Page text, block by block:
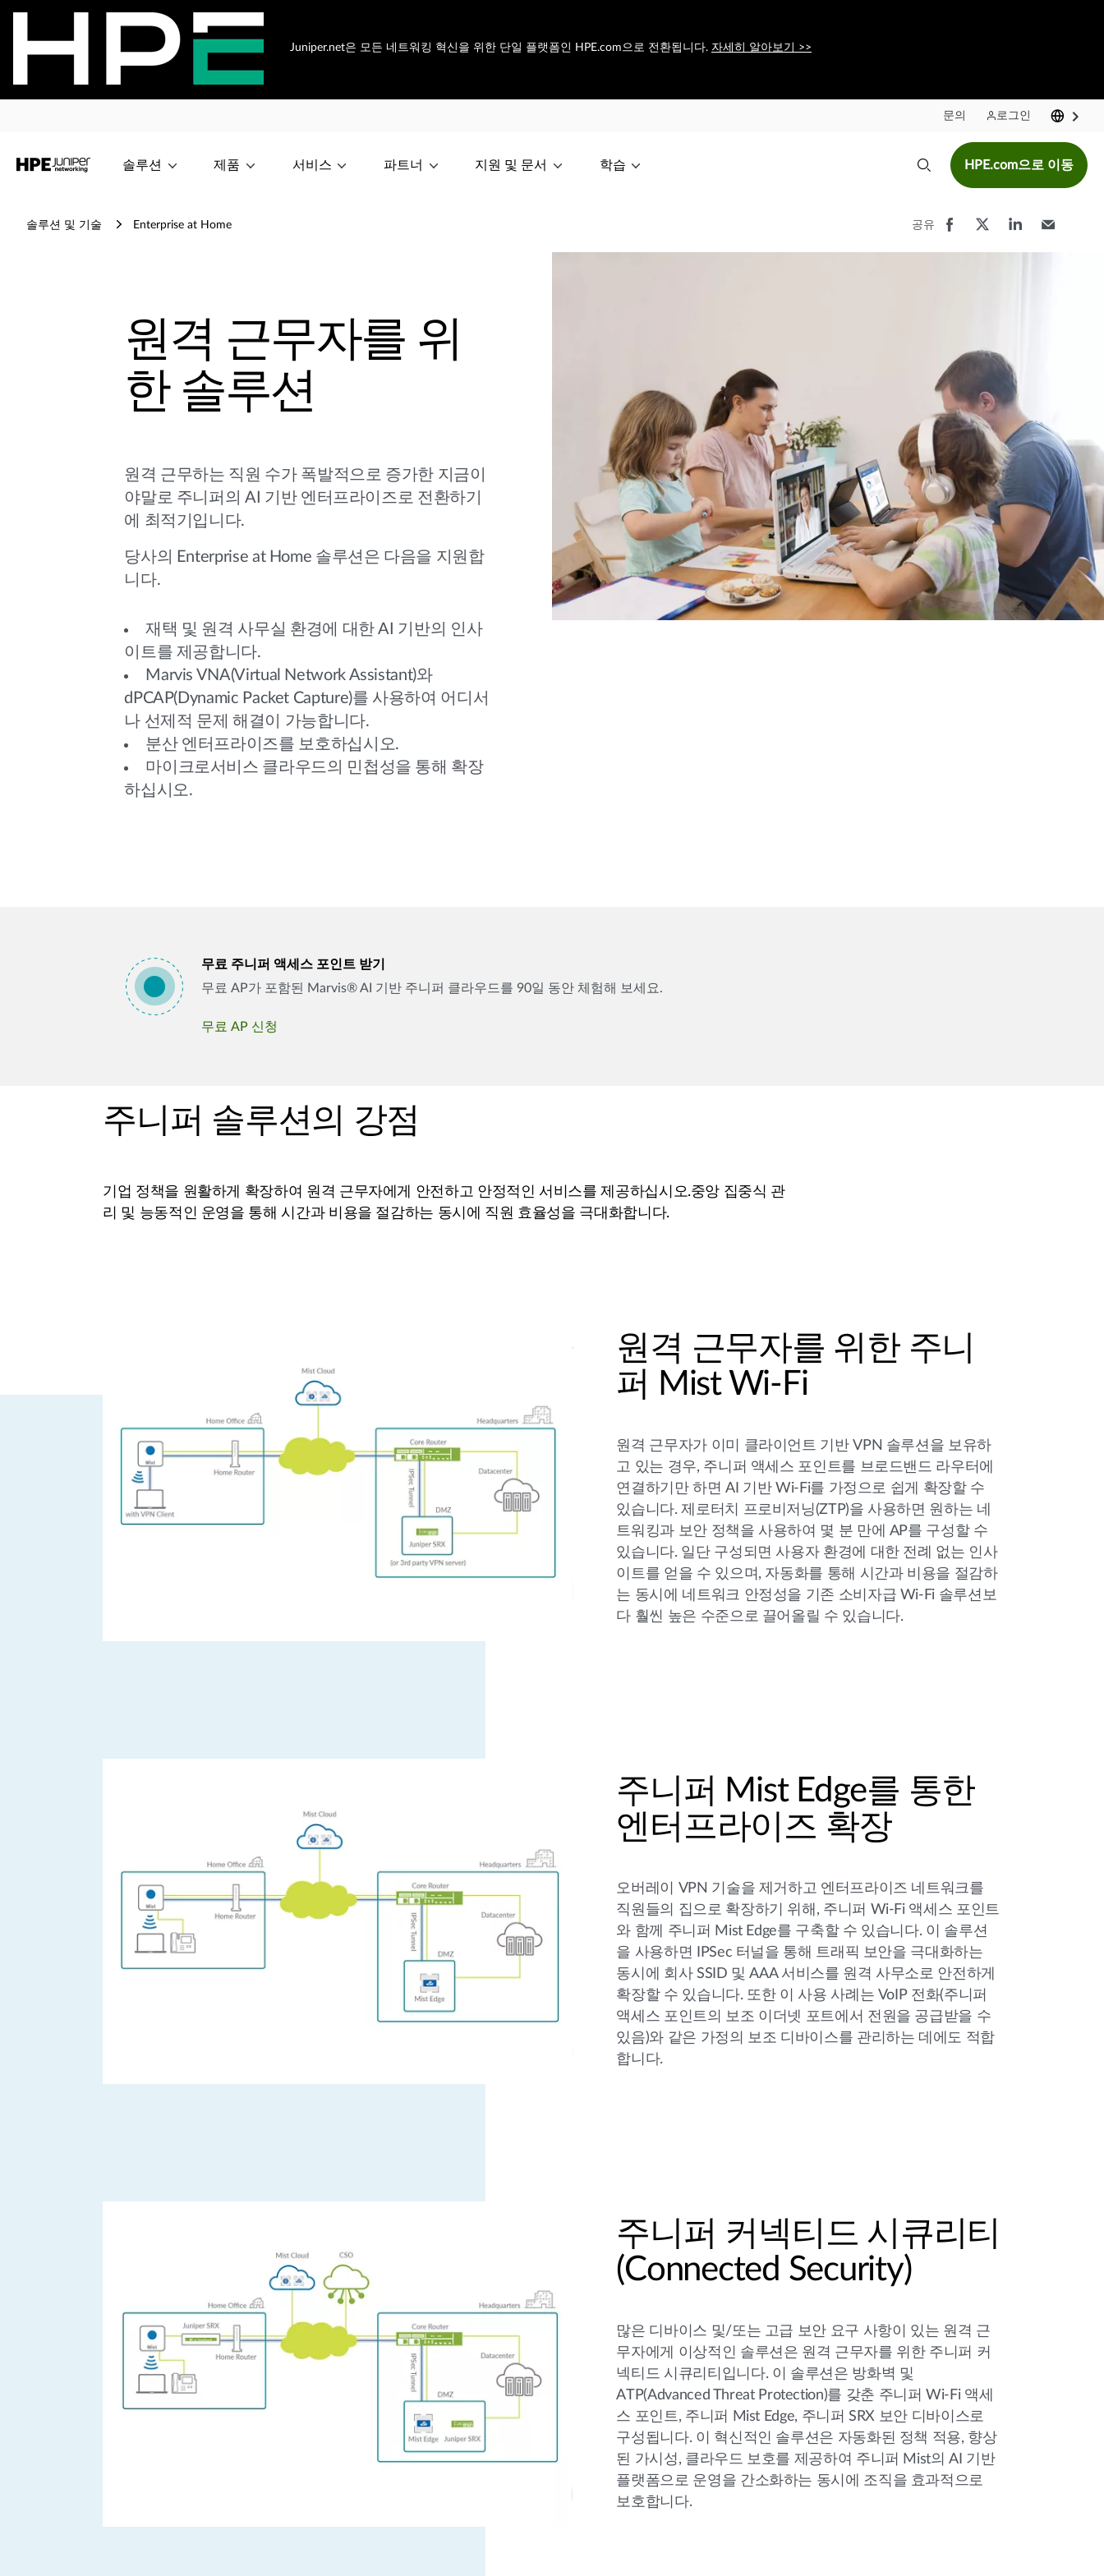
Juniper.net은 모든 네트워킹 혁신을 위한 단일 플랫폼인 HPE.com으로 전환됩니다. 자세히 알아보기 >>
문의 로그인
솔루션 제품 서비스 파트너 지원 및 문서 학습 HPE.com으로 이동
솔루션 및 기술 Enterprise at Home 공유
원격 근무자를 위
한 솔루션
원격 근무하는 직원 수가 폭발적으로 증가한 지금이
야말로 주니퍼의 AI 기반 엔터프라이즈로 전환하기
에 최적기입니다.
당사의 Enterprise at Home 솔루션은 다음을 지원합
니다.
재택 및 원격 사무실 환경에 대한 AI 기반의 인사
이트를 제공합니다.
Marvis VNA(Virtual Network Assistant)와
dPCAP(Dynamic Packet Capture)를 사용하여 어디서
나 선제적 문제 해결이 가능합니다.
분산 엔터프라이즈를 보호하십시오.
마이크로서비스 클라우드의 민첩성을 통해 확장
하십시오.
무료 주니퍼 액세스 포인트 받기
무료 AP가 포함된 Marvis® AI 기반 주니퍼 클라우드를 90일 동안 체험해 보세요.
무료 AP 신청
주니퍼 솔루션의 강점
기업 정책을 원활하게 확장하여 원격 근무자에게 안전하고 안정적인 서비스를 제공하십시오.중앙 집중식 관
리 및 능동적인 운영을 통해 시간과 비용을 절감하는 동시에 직원 효율성을 극대화합니다.
원격 근무자를 위한 주니
퍼 Mist Wi-Fi
원격 근무자가 이미 클라이언트 기반 VPN 솔루션을 보유하
고 있는 경우, 주니퍼 액세스 포인트를 브로드밴드 라우터에
연결하기만 하면 AI 기반 Wi-Fi를 가정으로 쉽게 확장할 수
있습니다. 제로터치 프로비저닝(ZTP)을 사용하면 원하는 네
트워킹과 보안 정책을 사용하여 몇 분 만에 AP를 구성할 수
있습니다. 일단 구성되면 사용자 환경에 대한 전례 없는 인사
이트를 얻을 수 있으며, 자동화를 통해 시간과 비용을 절감하
는 동시에 네트워크 안정성을 기존 소비자급 Wi-Fi 솔루션보
다 훨씬 높은 수준으로 끌어올릴 수 있습니다.
주니퍼 Mist Edge를 통한
엔터프라이즈 확장
오버레이 VPN 기술을 제거하고 엔터프라이즈 네트워크를
직원들의 집으로 확장하기 위해, 주니퍼 Wi-Fi 액세스 포인트
와 함께 주니퍼 Mist Edge를 구축할 수 있습니다. 이 솔루션
을 사용하면 IPSec 터널을 통해 트래픽 보안을 극대화하는
동시에 회사 SSID 및 AAA 서비스를 원격 사무소로 안전하게
확장할 수 있습니다. 또한 이 사용 사례는 VoIP 전화(주니퍼
액세스 포인트의 보조 이더넷 포트에서 전원을 공급받을 수
있음)와 같은 가정의 보조 디바이스를 관리하는 데에도 적합
합니다.
주니퍼 커넥티드 시큐리티
(Connected Security)
많은 디바이스 및/또는 고급 보안 요구 사항이 있는 원격 근
무자에게 이상적인 솔루션은 원격 근무자를 위한 주니퍼 커
넥티드 시큐리티입니다. 이 솔루션은 방화벽 및
ATP(Advanced Threat Protection)를 갖춘 주니퍼 Wi-Fi 액세
스 포인트, 주니퍼 Mist Edge, 주니퍼 SRX 보안 디바이스로
구성됩니다. 이 혁신적인 솔루션은 자동화된 정책 적용, 향상
된 가시성, 클라우드 보호를 제공하여 주니퍼 Mist의 AI 기반
플랫폼으로 운영을 간소화하는 동시에 조직을 효과적으로
보호합니다.